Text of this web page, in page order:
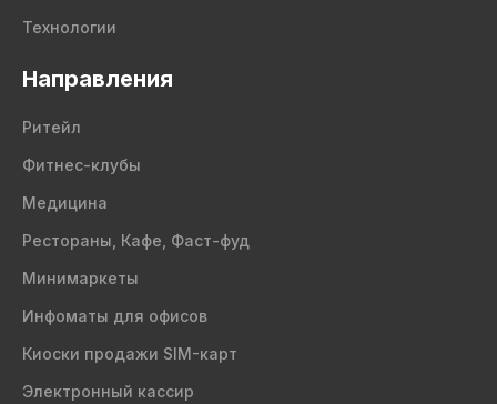
Технологии
Направления
Ритейл
Фитнес-клубы
Медицина
Рестораны, Кафе, Фаст-фуд
Минимаркеты
Инфоматы для офисов
Киоски продажи SIM-карт
Электронный кассир